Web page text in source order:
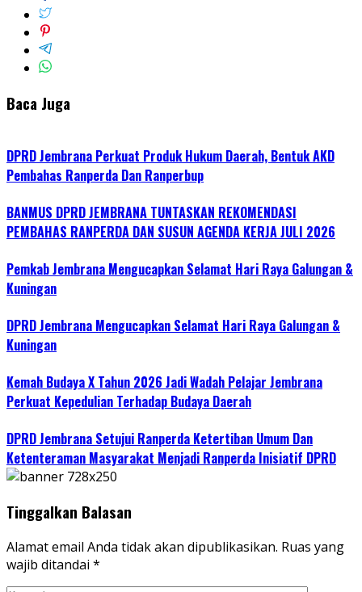
Baca Juga
DPRD Jembrana Perkuat Produk Hukum Daerah, Bentuk AKD
Pembahas Ranperda Dan Ranperbup
BANMUS DPRD JEMBRANA TUNTASKAN REKOMENDASI
PEMBAHAS RANPERDA DAN SUSUN AGENDA KERJA JULI 2026
Pemkab Jembrana Mengucapkan Selamat Hari Raya Galungan &
Kuningan
DPRD Jembrana Mengucapkan Selamat Hari Raya Galungan &
Kuningan
Kemah Budaya X Tahun 2026 Jadi Wadah Pelajar Jembrana
Perkuat Kepedulian Terhadap Budaya Daerah
DPRD Jembrana Setujui Ranperda Ketertiban Umum Dan
Ketenteraman Masyarakat Menjadi Ranperda Inisiatif DPRD
Tinggalkan Balasan
Alamat email Anda tidak akan dipublikasikan. Ruas yang
wajib ditandai *